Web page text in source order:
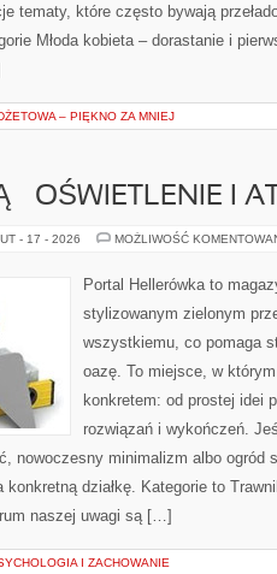
tematy, które często bywają
Młoda kobieta – dorastanie i
– PIĘKNO ZA MNIEJ
– OŚWIETLENIE I
- 17 - 2026 MOŻLIWOŚĆ
Portal Hellerówka to
stylizowanym zielonym
wszystkiemu, co pomaga
oazę. To miejsce, w
konkretem: od prostej idei
rozwiązań i wykończeń.
nowoczesny minimalizm albo ogród
konkretną działkę. Kategorie to
naszej uwagi są […]
I ZACHOWANIE